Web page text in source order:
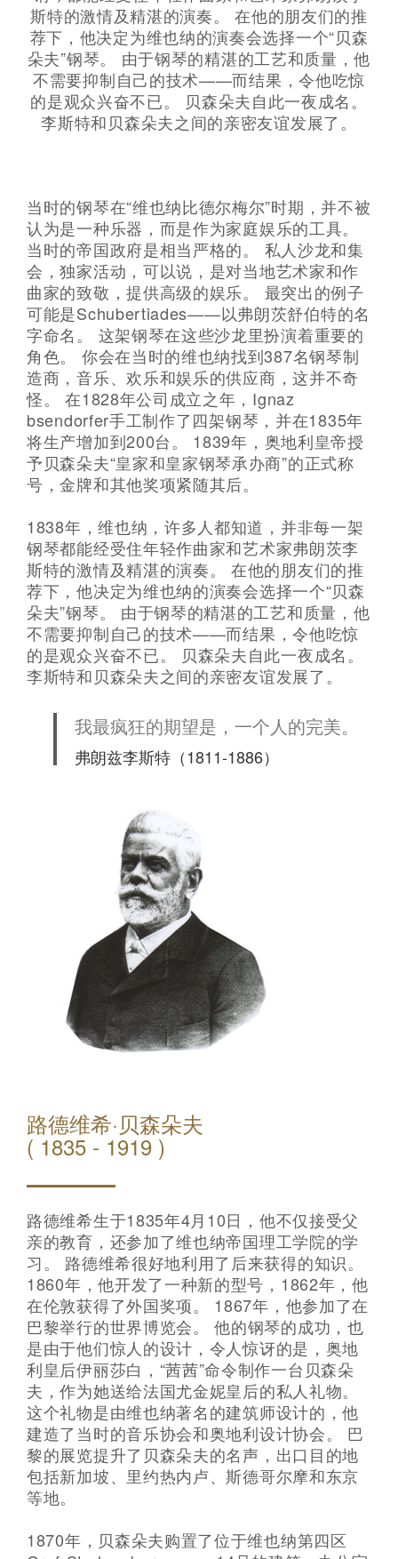
斯特的激情及精湛的演奏。 在他的朋友们的推
荐下，他决定为维也纳的演奏会选择一个“贝森
朵夫”钢琴。 由于钢琴的精湛的工艺和质量，他
不需要抑制自己的技术——而结果，令他吃惊
的是观众兴奋不已。 贝森朵夫自此一夜成名。
李斯特和贝森朵夫之间的亲密友谊发展了。
当时的钢琴在“维也纳比德尔梅尔”时期，并不被
认为是一种乐器，而是作为家庭娱乐的工具。
当时的帝国政府是相当严格的。 私人沙龙和集
会，独家活动，可以说，是对当地艺术家和作
曲家的致敬，提供高级的娱乐。 最突出的例子
可能是Schubertiades——以弗朗茨舒伯特的名
字命名。 这架钢琴在这些沙龙里扮演着重要的
角色。 你会在当时的维也纳找到387名钢琴制
造商，音乐、欢乐和娱乐的供应商，这并不奇
怪。 在1828年公司成立之年，Ignaz
bsendorfer手工制作了四架钢琴，并在1835年
将生产增加到200台。 1839年，奥地利皇帝授
予贝森朵夫“皇家和皇家钢琴承办商”的正式称
号，金牌和其他奖项紧随其后。
1838年，维也纳，许多人都知道，并非每一架
钢琴都能经受住年轻作曲家和艺术家弗朗茨李
斯特的激情及精湛的演奏。 在他的朋友们的推
荐下，他决定为维也纳的演奏会选择一个“贝森
朵夫”钢琴。 由于钢琴的精湛的工艺和质量，他
不需要抑制自己的技术——而结果，令他吃惊
的是观众兴奋不已。 贝森朵夫自此一夜成名。
李斯特和贝森朵夫之间的亲密友谊发展了。
我最疯狂的期望是，一个人的完美。
弗朗兹李斯特（1811-1886）
路德维希·贝森朵夫
( 1835 - 1919 )
路德维希生于1835年4月10日，他不仅接受父
亲的教育，还参加了维也纳帝国理工学院的学
习。 路德维希很好地利用了后来获得的知识。
1860年，他开发了一种新的型号，1862年，他
在伦敦获得了外国奖项。 1867年，他参加了在
巴黎举行的世界博览会。 他的钢琴的成功，也
是由于他们惊人的设计，令人惊讶的是，奥地
利皇后伊丽莎白，“茜茜”命令制作一台贝森朵
夫，作为她送给法国尤金妮皇后的私人礼物。
这个礼物是由维也纳著名的建筑师设计的，他
建造了当时的音乐协会和奥地利设计协会。 巴
黎的展览提升了贝森朵夫的名声，出口目的地
包括新加坡、里约热内卢、斯德哥尔摩和东京
等地。
1870年，贝森朵夫购置了位于维也纳第四区